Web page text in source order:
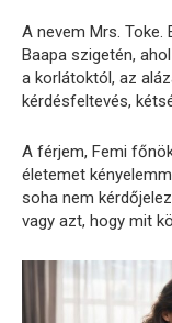
A nevem Mrs.
Baapa szigetén,
a korlátoktól, az
kérdésfeltevés,
A férjem, Femi
életemet
soha nem
vagy azt, hogy mit